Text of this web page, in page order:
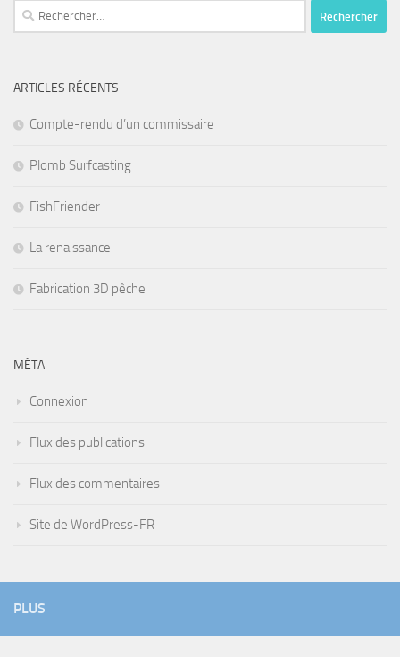
Rechercher :
ARTICLES RÉCENTS
Compte-rendu d’un commissaire
Plomb Surfcasting
FishFriender
La renaissance
Fabrication 3D pêche
MÉTA
Connexion
Flux des publications
Flux des commentaires
Site de WordPress-FR
PLUS